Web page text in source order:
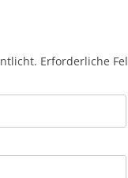
Erforderliche